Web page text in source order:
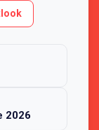
2026